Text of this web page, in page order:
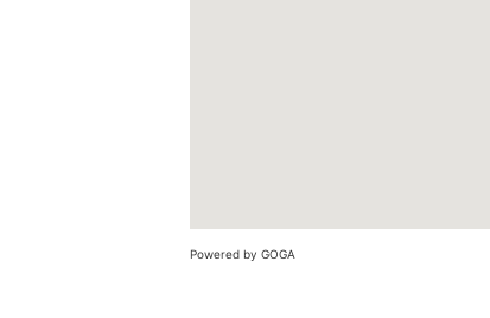
Powered by GOGA